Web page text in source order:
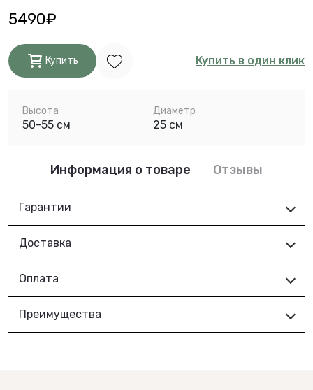
5490₽
Купить Купить в один клик
Высота
50-55 см
Диаметр
25 см
Информация о товаре Отзывы
Гарантии
Доставка
Оплата
Преимущества